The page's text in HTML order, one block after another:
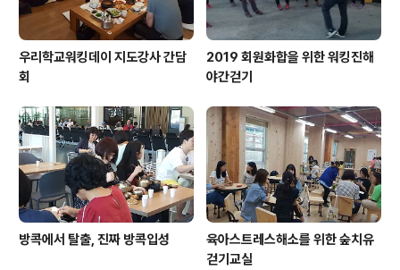
우리학교워킹데이 지도강사 간담
회
2019 회원화합을 위한 워킹진해
야간걷기
방콕에서 탈출, 진짜 방콕입성
육아스트레스해소를 위한 숲치유
걷기교실